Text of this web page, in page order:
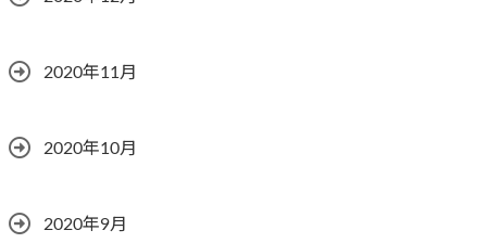
2020年11月
2020年10月
2020年9月